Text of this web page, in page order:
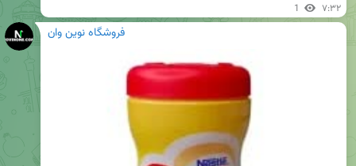
1 ۷:۳۲
فروشگاه نوین وان